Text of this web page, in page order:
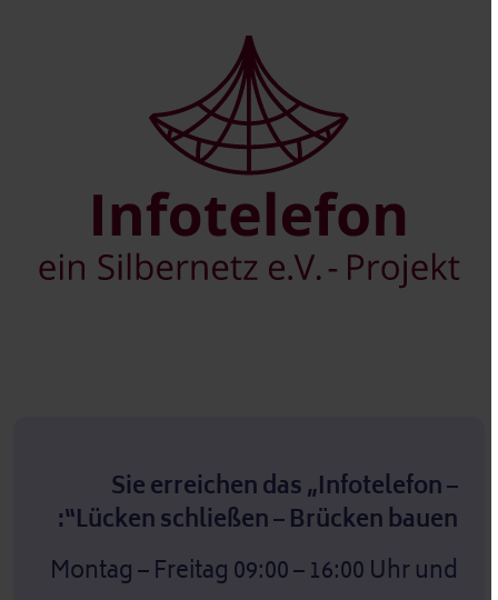
Sie erreichen das „Infotelefon –
Lücken schließen – Brücken bauen“:
Montag – Freitag 09:00 – 16:00 Uhr und